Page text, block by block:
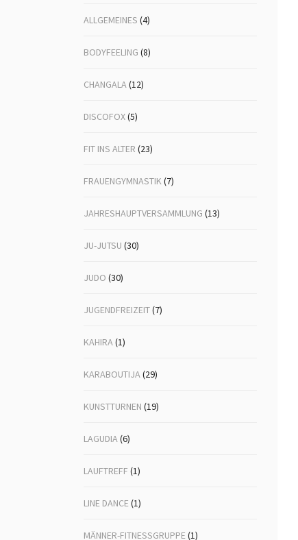
Volleyball
ALLGEMEINES (4)
BODYFEELING (8)
CHANGALA(12)
DISCOFOX(5)
FIT INS ALTER (23)
FRAUENGYMNASTIK(7)
JAHRESHAUPTVERSAMMLUNG (13)
JU-JUTSU (30)
JUDO (30)
JUGENDFREIZEIT(7)
KAHIRA(1)
KARABOUTIJA(29)
KUNSTTURNEN (19)
LAGUDIA(6)
LAUFTREFF (1)
LINE DANCE(1)
MÄNNER-FITNESSGRUPPE(1)